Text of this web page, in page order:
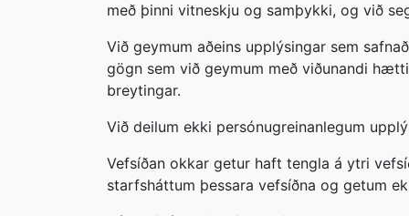
með þinni vitneskju og samþykki, og við
Við geymum aðeins upplýsingar sem
gögn sem við geymum með viðunandi
breytingar.
Við deilum ekki persónugreinanlegum
Vefsíðan okkar getur haft tengla á ytri
starfsháttum þessara vefsíðna og getum